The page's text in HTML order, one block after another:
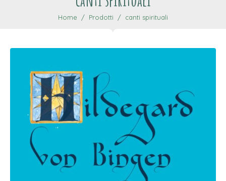
Home Prodotti canti spirituali